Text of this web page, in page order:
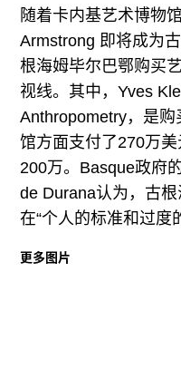
订阅
往期内容
联系我们
关注我们
随着卡内基艺术博物
Armstrong 即将成为
根海姆毕尔巴鄂购买
视线。其中，Yves
Anthropometry，是
馆方面支付了270万
200万。Basque政府
de Durana认为，古
在“个人的标准和过度
更多图片